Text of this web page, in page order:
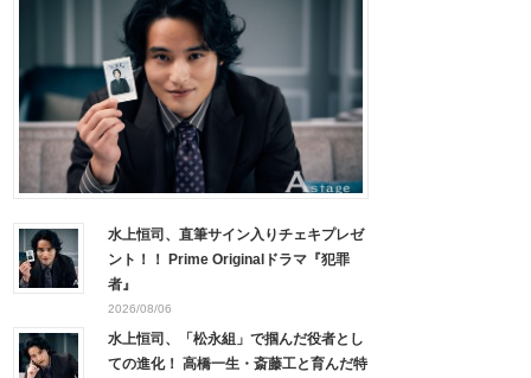
水上恒司、直筆サイン入りチェキプレゼ
ント！！ Prime Originalドラマ『犯罪
者』
2026/08/06
水上恒司、「松永組」で掴んだ役者とし
ての進化！ 高橋一生・斎藤工と育んだ特